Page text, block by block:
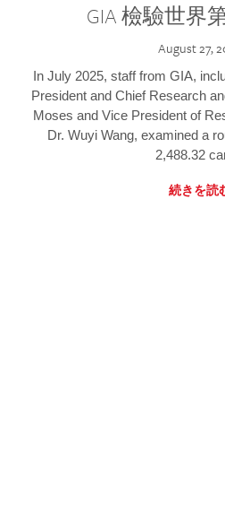
GIA 檢驗世界
August 27,
In July 2025, staff from GIA,
President and Chief Research
Moses and Vice President of
Dr. Wuyi Wang, examined a
2,488.32
続きを読